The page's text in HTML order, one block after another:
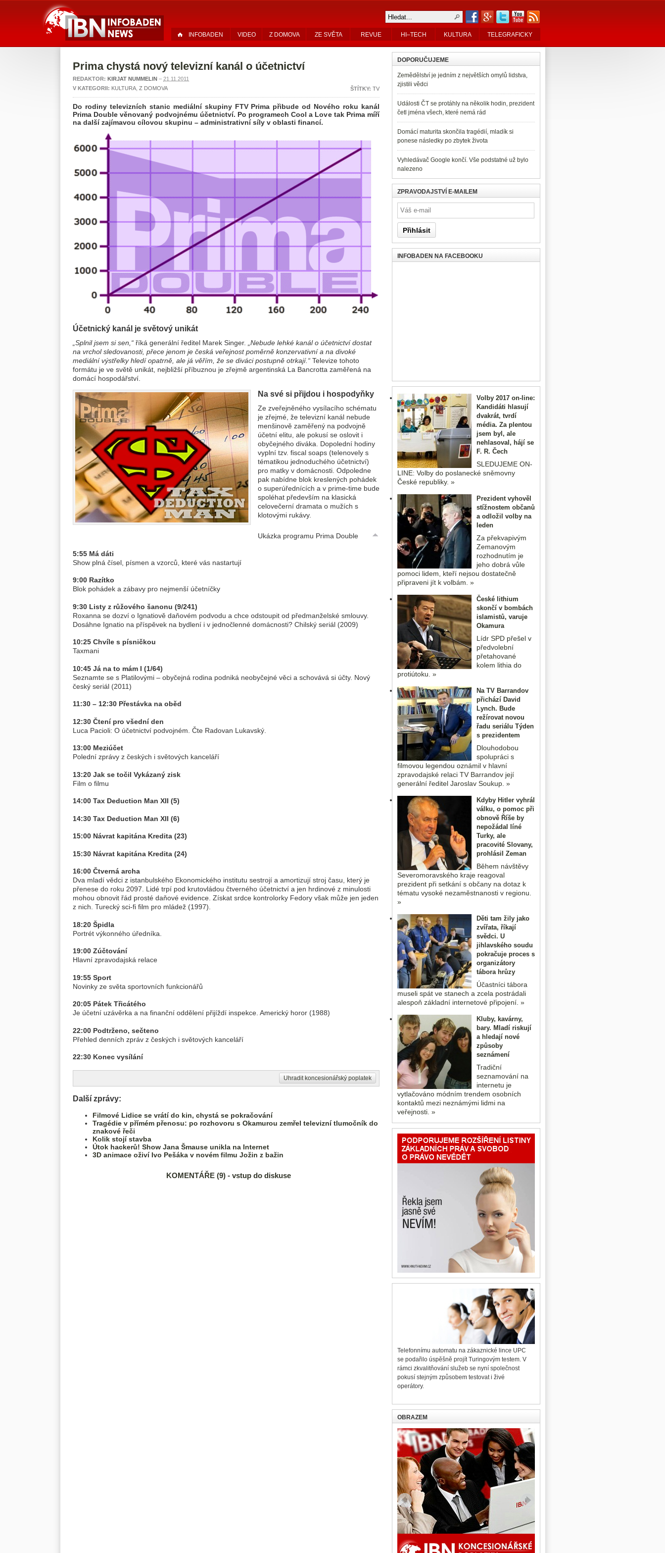
INFOBADEN VIDEO Z DOMOVA ZE SVĚTA REVUE HI–TECH KULTURA TELEGRAFICKY
Prima chystá nový televizní kanál o účetnictví
REDAKTOR: KIRJAT NUMMELIN – 21.11.2011
ŠTÍTKY: TV
V KATEGORII: KULTURA Z DOMOVA
Do rodiny televizních stanic mediální skupiny FTV Prima přibude od Nového roku kanál
Prima Double věnovaný podvojnému účetnictví. Po programech Cool a Love tak Prima míří
na další zajímavou cílovou skupinu – administrativní síly v oblasti financí.
Účetnický kanál je světový unikát
„Splnil jsem si sen,“ říká generální ředitel Marek Singer.
„Nebude lehké kanál o účetnictví dostat
na vrchol sledovanosti, přece jenom je česká veřejnost poměrně konzervativní a na divoké
mediální výstřelky hledí opatrně, ale já věřím, že se diváci postupně otrkají.“ Televize tohoto
formátu je ve světě unikát, nejbližší příbuznou je zřejmě argentinská La Bancrotta zaměřená na
domácí hospodářství.
Na své si přijdou i hospodyňky
Ze zveřejněného vysílacího schématu
je zřejmé, že televizní kanál nebude
menšinově zaměřený na podvojně
účetní elitu, ale pokusí se oslovit i
obyčejného diváka. Dopolední hodiny
vyplní tzv. fiscal soaps (telenovely s
tématikou jednoduchého účetnictví)
pro matky v domácnosti. Odpoledne
pak nabídne blok kreslených pohádek
o superúřednících a v prime-time bude
spoléhat především na klasická
celovečerní dramata o mužích s
klotovými rukávy.
Ukázka programu Prima Double
5:55 Má dáti
Show plná čísel, písmen a vzorců, které vás nastartují
9:00 Razítko
Blok pohádek a zábavy pro nejmenší účetníčky
9:30 Listy z růžového šanonu (9/241)
Roxanna se dozví o Ignatiově daňovém podvodu a chce odstoupit od předmanželské smlouvy.
Dosáhne Ignatio na příspěvek na bydlení i v jednočlenné domácnosti? Chilský seriál (2009)
10:25 Chvíle s písničkou
Taxmani
10:45 Já na to mám I (1/64)
Seznamte se s Platilovými – obyčejná rodina podniká neobyčejné věci a schovává si účty. Nový
český seriál (2011)
11:30 – 12:30 Přestávka na oběd
12:30 Čtení pro všední den
Luca Pacioli: O účetnictví podvojném. Čte Radovan Lukavský.
13:00 Meziúčet
Polední zprávy z českých i světových kanceláří
13:20 Jak se točil Vykázaný zisk
Film o filmu
14:00 Tax Deduction Man XII (5)
14:30 Tax Deduction Man XII (6)
15:00 Návrat kapitána Kredita (23)
15:30 Návrat kapitána Kredita (24)
16:00 Čtverná archa
Dva mladí vědci z istanbulského Ekonomického institutu sestrojí a amortizují stroj času, který je
přenese do roku 2097. Lidé trpí pod krutovládou čtverného účetnictví a jen hrdinové z minulosti
mohou obnovit řád prosté daňové evidence. Získat srdce kontrolorky Fedory však může jen jeden
z nich. Turecký sci-fi film pro mládež (1997).
18:20 Špidla
Portrét výkonného úředníka.
19:00 Zúčtování
Hlavní zpravodajská relace
19:55 Sport
Novinky ze světa sportovních funkcionářů
20:05 Pátek Třicátého
Je účetní uzávěrka a na finanční oddělení přijíždí inspekce. Americký horor (1988)
22:00 Podtrženo, sečteno
Přehled denních zpráv z českých i světových kanceláří
22:30 Konec vysílání
Uhradit koncesionářský poplatek
Další zprávy:
Filmové Lidice se vrátí do kin, chystá se pokračování
Tragédie v přímém přenosu: po rozhovoru s Okamurou zemřel televizní tlumočník do
znakové řeči
Kolik stojí stavba
Útok hackerů! Show Jana Šmause unikla na Internet
3D animace oživí Ivo Pešáka v novém filmu Jožin z bažin
KOMENTÁŘE (9) - vstup do diskuse
DOPORUČUJEME
Zemědělství je jedním z největších omylů lidstva,
zjistili vědci
Události ČT se protáhly na několik hodin, prezident
četl jména všech, které nemá rád
Domácí maturita skončila tragédií, mladík si
ponese následky po zbytek života
Vyhledávač Google končí. Vše podstatné už bylo
nalezeno
ZPRAVODAJSTVÍ E-MAILEM
INFOBADEN NA FACEBOOKU
Volby 2017 on-line:
Kandidáti hlasují
dvakrát, tvrdí
média. Za plentou
jsem byl, ale
nehlasoval, hájí se
F. R. Čech
SLEDUJEME ON-
LINE: Volby do poslanecké sněmovny
České republiky. »
Prezident vyhověl
stížnostem občanů
a odložil volby na
leden
Za překvapivým
Zemanovým
rozhodnutím je
jeho dobrá vůle
pomoci lidem, kteří nejsou dostatečně
připraveni jít k volbám. »
České lithium
skončí v bombách
islamistů, varuje
Okamura
Lídr SPD přešel v
předvolební
přetahované
kolem lithia do
protiútoku. »
Na TV Barrandov
přichází David
Lynch. Bude
režírovat novou
řadu seriálu Týden
s prezidentem
Dlouhodobou
spolupráci s
filmovou legendou oznámil v hlavní
zpravodajské relaci TV Barrandov její
generální ředitel Jaroslav Soukup. »
Kdyby Hitler vyhrál
válku, o pomoc při
obnově Říše by
nepožádal líné
Turky, ale
pracovité Slovany,
prohlásil Zeman
Během návštěvy
Severomoravského kraje reagoval
prezident při setkání s občany na dotaz k
tématu vysoké nezaměstnanosti v regionu.
»
Děti tam žily jako
zvířata, říkají
svědci. U
jihlavského soudu
pokračuje proces s
organizátory
tábora hrůzy
Účastníci tábora
museli spát ve stanech a zcela postrádali
alespoň základní internetové připojení. »
Kluby, kavárny,
bary. Mladí riskují
a hledají nové
způsoby
seznámení
Tradiční
seznamování na
internetu je
vytlačováno módním trendem osobních
kontaktů mezi neznámými lidmi na
veřejnosti. »
Telefonnímu automatu na zákaznické lince UPC
se podařilo úspěšně projít Turingovým testem. V
rámci zkvalitňování služeb se nyní společnost
pokusí stejným způsobem testovat i živé
operátory.
OBRAZEM